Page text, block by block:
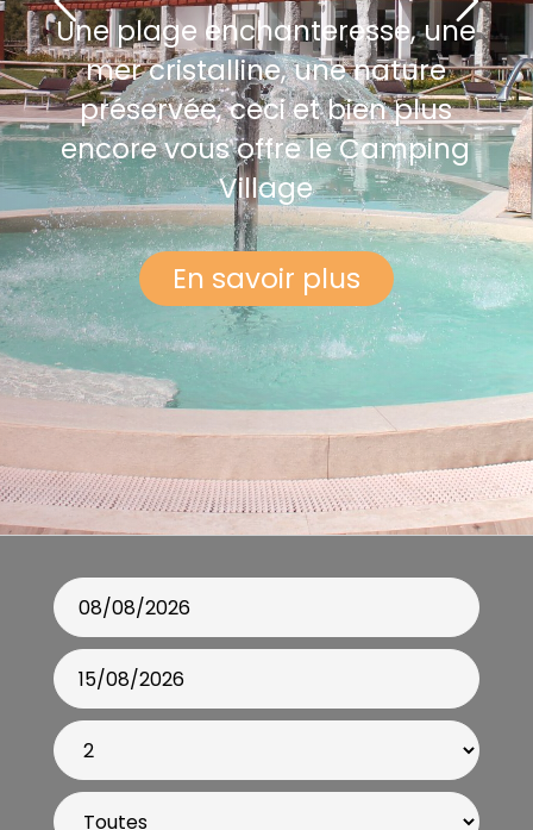
Gallery
Contacts
Une plage enchanteresse, une
mer cristalline, une nature
préservée, ceci et bien plus
encore vous offre le Camping
Village
En savoir plus